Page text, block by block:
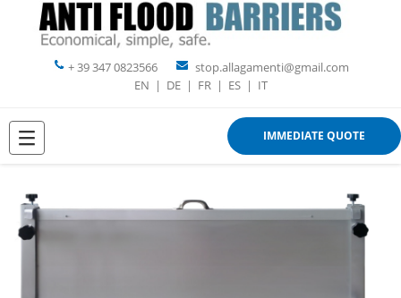
+ 39 347 0823566
stop.allagamenti@gmail.com
EN | DE| FR| ES| IT
IMMEDIATE QUOTE